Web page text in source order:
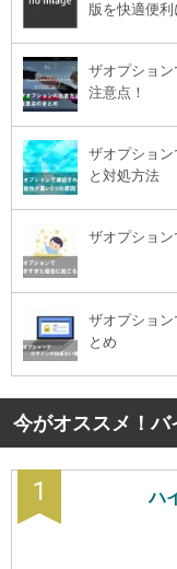
版を快適便
ザオプショ
注意点！
ザオプショ
と対処方法
ザオプショ
ザオプショ
とめ
今がオススメ！
1 ハ